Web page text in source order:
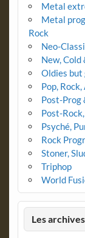
Metal
Metal
Rock
Neo-
New,
Oldies but
Pop,
Post-Prog
Post-
Psyché,
Rock
Stoner,
Triphop
World
Les